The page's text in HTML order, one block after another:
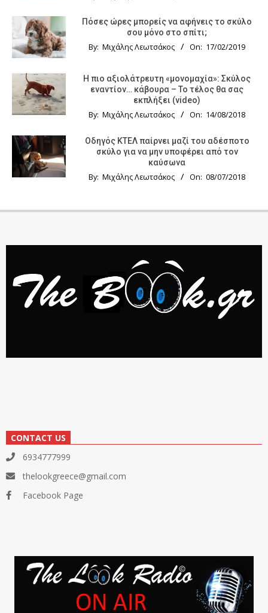
Πόσες ώρες μπορείς να αφήνεις το σκύλο
σου μόνο στο σπίτι;
By: Μιχάλης Λεωτσάκος On: 17/02/2019
Η πιο αξιολάτρευτη «μονομαχία»: Σκύλος
εναντίον… κάβουρα – Το τέλος θα σας
εκπλήξει (video)
By: Μιχάλης Λεωτσάκος On: 14/08/2018
Οδηγός KTΕΛ παίρνει μαζί του αδέσποτο
σκύλο για να μην υποφέρει από τον
καύσωνα
By: Μιχάλης Λεωτσάκος On: 08/07/2018
CONTACT US
6934777999
thelookgreece@gmail.com
Facebook Page